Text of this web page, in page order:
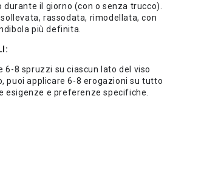
il giorno (con o senza trucco).
rassodata, rimodellata, con
più definita.
8 spruzzi su ciascun lato del viso
puoi applicare 6-8 erogazioni su tutto
esigenze e preferenze specifiche.